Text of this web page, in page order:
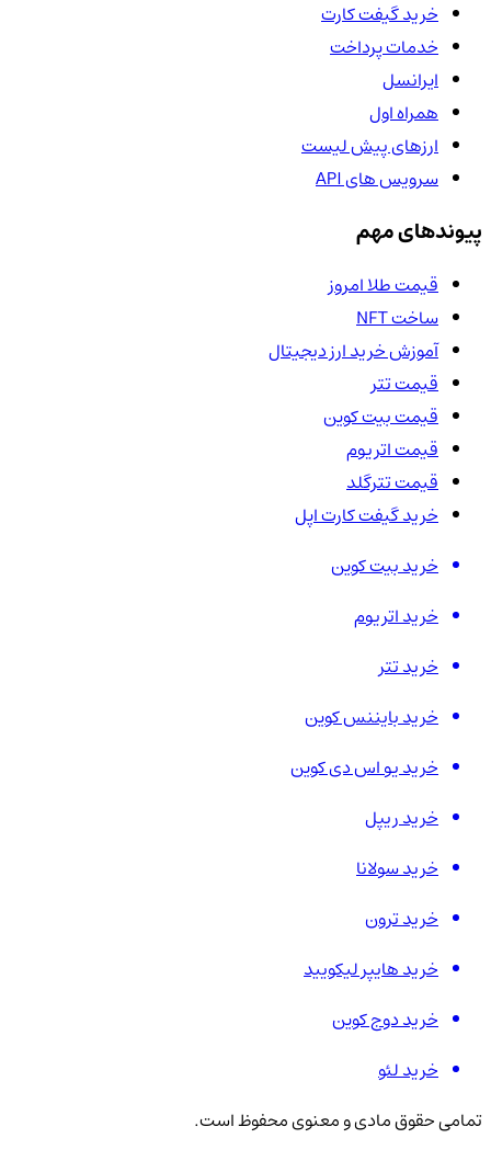
خرید گیفت کارت
خدمات پرداخت
ایرانسل
همراه اول
ارزهای پیش لیست
سرویس های API
پیوندهای مهم
قیمت طلا امروز
ساخت NFT
آموزش خرید ارز دیجیتال
قیمت تتر
قیمت بیت کوین
قیمت اتریوم
قیمت تترگلد
خرید گیفت کارت اپل
خرید بیت کوین
خرید اتریوم
خرید تتر
خرید بایننس کوین
خرید یو اس دی کوین
خرید ریپل
خرید سولانا
خرید ترون
خرید هایپر لیکویید
خرید دوج کوین
خرید لئو
تمامی حقوق مادی و معنوی محفوظ است.